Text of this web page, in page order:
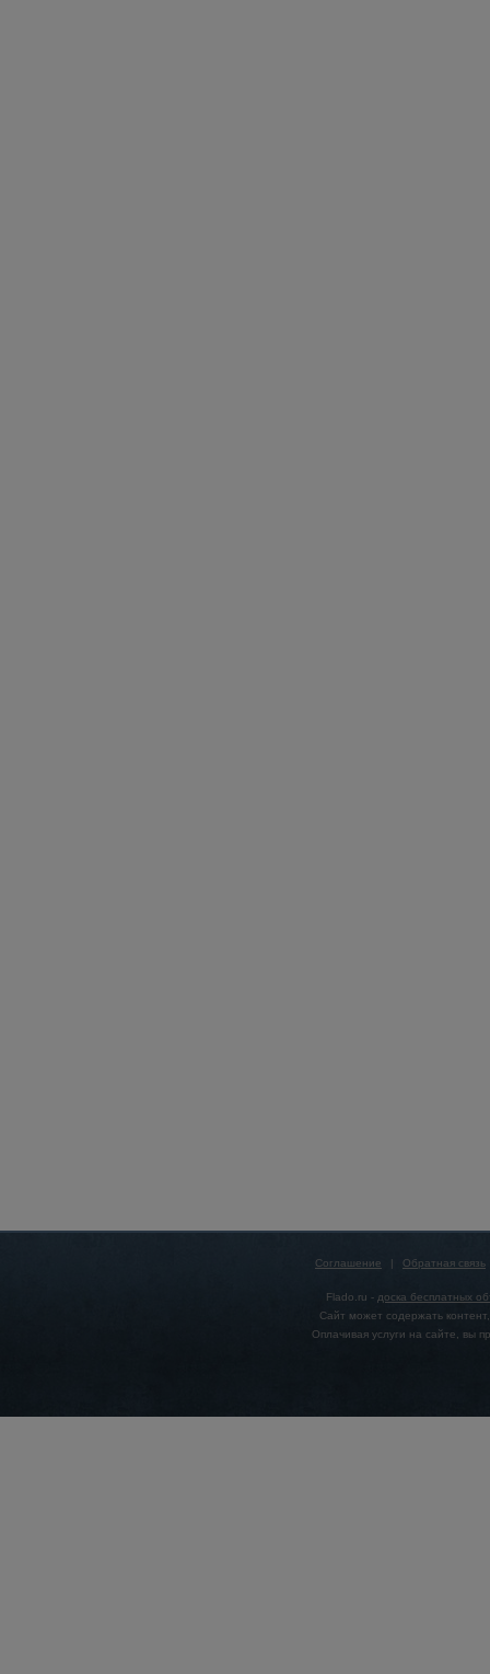
Соглашение | Обратная связь
Flado.ru - доска бесплатных
Сайт может содержать
Оплачивая услуги на сайте, вы